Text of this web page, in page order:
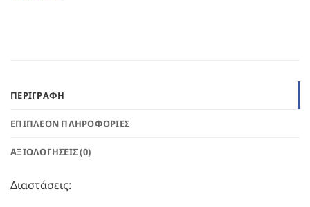
ΠΕΡΙΓΡΑΦΉ
ΕΠΙΠΛΈΟΝ ΠΛΗΡΟΦΟΡΊΕΣ
ΑΞΙΟΛΟΓΉΣΕΙΣ (0)
Διαστάσεις: